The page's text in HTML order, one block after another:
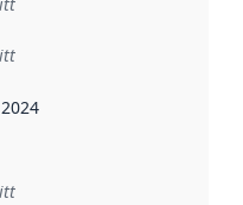
når dataene i dette